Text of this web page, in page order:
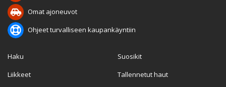
Omat ajoneuvot
Ohjeet turvalliseen kaupankäyntiin
Haku
Liikkeet
Suosikit
Tallennetut haut